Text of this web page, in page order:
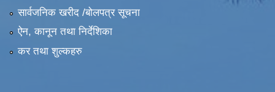
सार्वजनिक खरीद /बोलपत्र सूचना
ऐन, कानून तथा निर्देशिका
कर तथा शुल्कहरु